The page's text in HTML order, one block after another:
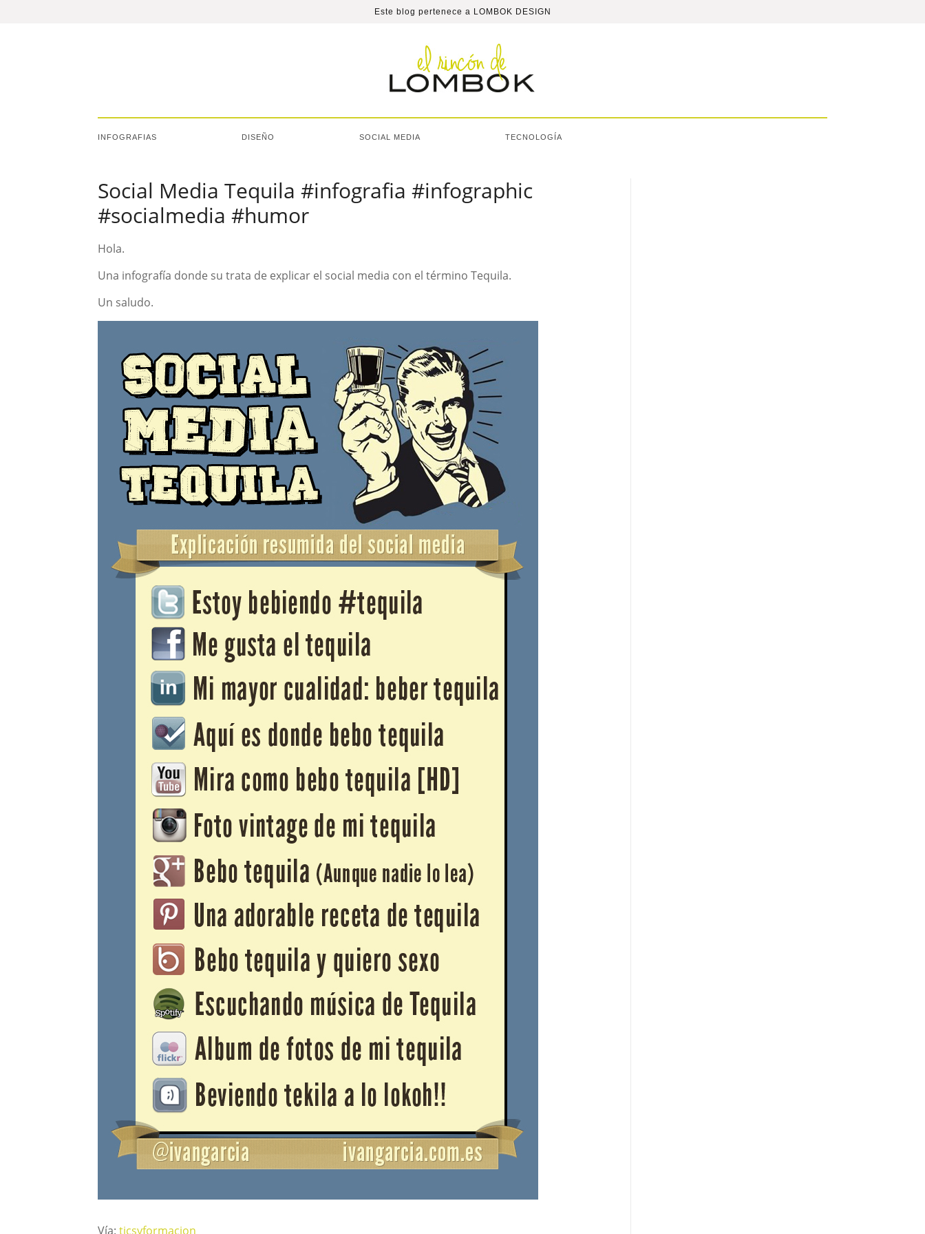
Este blog pertenece a LOMBOK DESIGN
INFOGRAFIAS DISEÑO SOCIAL MEDIA TECNOLOGÍA
Social Media Tequila #infografia #infographic
#socialmedia #humor
Hola.
Una infografía donde su trata de explicar el social media con el término Tequila.
Un saludo.
Vía: ticsyformacion